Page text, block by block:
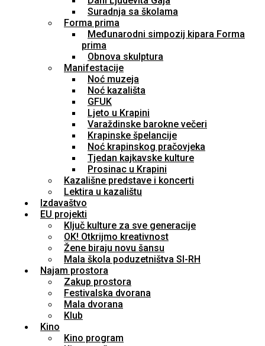
Suradnja sa školama
Forma prima
Međunarodni simpozij kipara Forma
prima
Obnova skulptura
Manifestacije
Noć muzeja
Noć kazališta
GFUK
Ljeto u Krapini
Varaždinske barokne večeri
Krapinske špelancije
Noć krapinskog pračovjeka
Tjedan kajkavske kulture
Prosinac u Krapini
Kazališne predstave i koncerti
Lektira u kazalištu
Izdavaštvo
EU projekti
Ključ kulture za sve generacije
OK! Otkrijmo kreativnost
Žene biraju novu šansu
Mala škola poduzetništva SI-RH
Najam prostora
Zakup prostora
Festivalska dvorana
Mala dvorana
Klub
Kino
Kino program